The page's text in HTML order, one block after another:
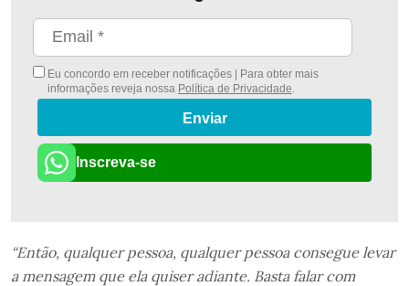
Eu concordo em receber notificações | Para obter mais
informações reveja nossa Política de Privacidade
Enviar
Inscreva-se
“Então, qualquer pessoa, qualquer pessoa consegue levar
a mensagem que ela quiser adiante. Basta falar com